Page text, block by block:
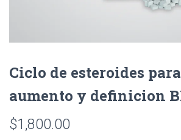
Ciclo de esteroides
aumento y definicion
$1,800.00